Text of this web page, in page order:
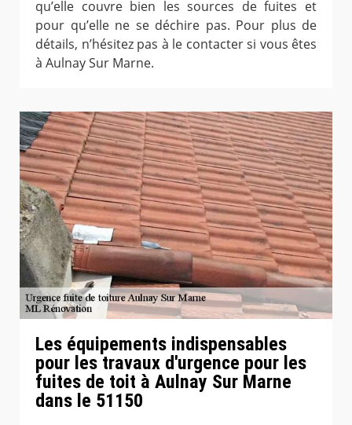
qu’elle couvre bien les sources de fuites et
pour qu’elle ne se déchire pas. Pour plus de
détails, n’hésitez pas à le contacter si vous êtes
à Aulnay Sur Marne.
Les équipements indispensables
pour les travaux d'urgence pour les
fuites de toit à Aulnay Sur Marne
dans le 51150